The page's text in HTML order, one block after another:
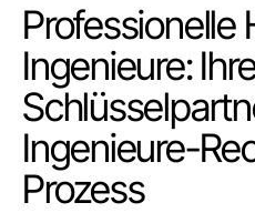
Professionelle
Ingenieure:
Ingenieure-
Prozess